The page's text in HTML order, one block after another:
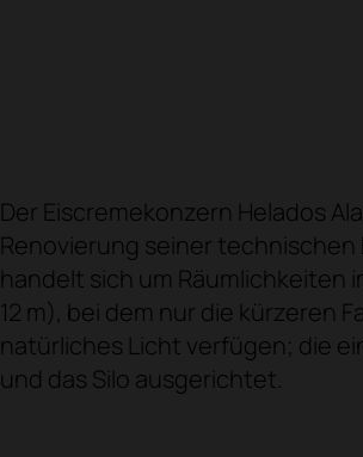
Der Eiscremekonzern Helados
Renovierung seiner
handelt sich um Räumlichkeiten
12 m), bei dem nur die kürzeren
natürliches Licht verfügen; die
und das Silo ausgerichtet.